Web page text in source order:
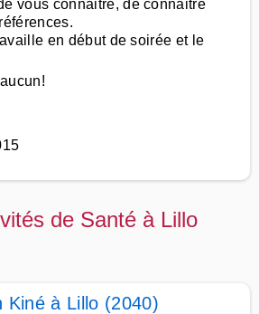
vous connaitre, de connaitre
en début de soirée et le
de Santé à Lillo
Kiné à Lillo (2040)